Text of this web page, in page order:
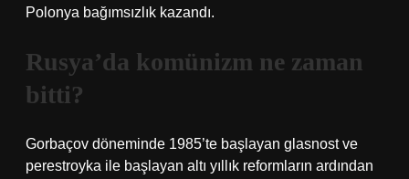
Polonya bağımsızlık kazandı.
Rusya’da komünizm ne zaman
bitti?
Gorbaçov döneminde 1985’te başlayan glasnost ve
perestroyka ile başlayan altı yıllık reformların ardından